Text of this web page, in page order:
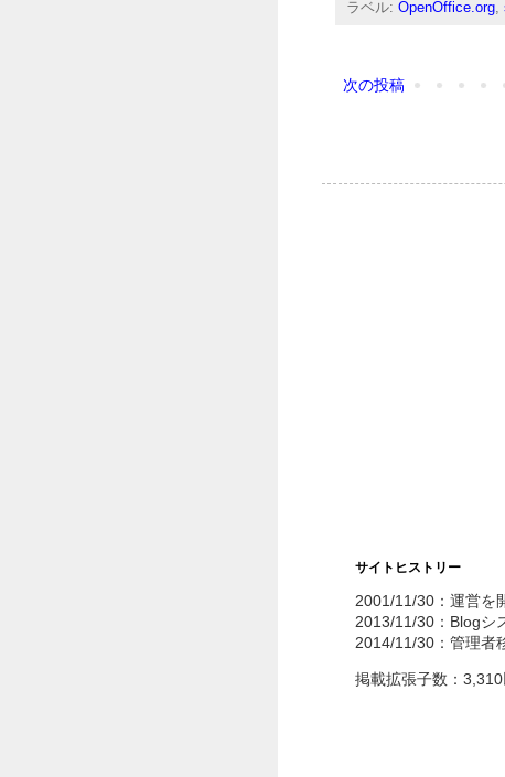
ラベル: OpenOffice.org
次の投稿
サイトヒストリー
2001/11/30：運営を
2013/11/30：Blogシ
2014/11/30：管理者
掲載拡張子数：3,310